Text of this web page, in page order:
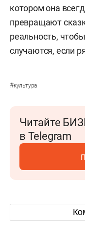
котором она
превращают
реальность,
случаются, если
#культура
Читайте
в Telegram